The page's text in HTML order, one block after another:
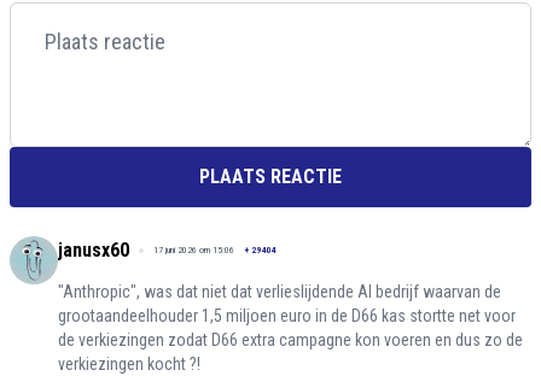
PLAATS REACTIE
janusx60 17 juni 2026 om 15:06 + 29404
"Anthropic", was dat niet dat verlieslijdende AI bedrijf waarvan de
grootaandeelhouder 1,5 miljoen euro in de D66 kas stortte net voor
de verkiezingen zodat D66 extra campagne kon voeren en dus zo de
verkiezingen kocht ?!